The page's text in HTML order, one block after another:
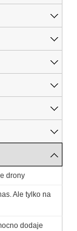
drony
Ale tylko na
dodaje